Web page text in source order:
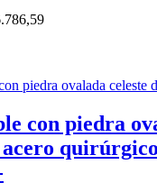
con piedra
acero